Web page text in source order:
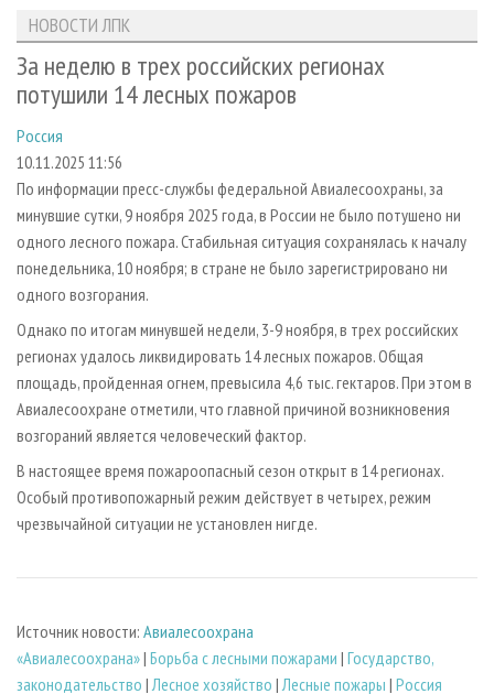
ЛЕСОЗАГОТОВКА
ЛЕСОПИЛЕНИЕ
СУШКА ДРЕВЕСИНЫ
ПРОИЗВОДСТВО ДРЕВЕСНЫХ ПЛИТ
ДЕРЕВЯННОЕ ДОМОСТРОЕНИЕ
ПРОИЗВОДСТВО МЕБЕЛИ
БИОЭНЕРГЕТИКА
ЦБП
ИНСТРУМЕНТ И МАТЕРИАЛЫ
НОВОСТИ ЛПК
НОВОСТИ ЖУРНАЛА
ПРОЕКТЫ ЛПИ
АНАЛИТИКА
ПРЕДПРИЯТИЯ ЛПК
ПЕРСОНЫ
МОБИЛЬНЫЕ ВЫСТАВКИ
ОФИЦИАЛЬНЫЕ ДЕЛЕГАЦИИ
ПРИОРИТЕТНЫЕ ИНВЕСТПРОЕКТЫ
RUSSIAN FORESTRY REVIEW
ГАЗЕТА ЛЕСПРОМФОРУМ
БИБЛИОТЕКА СПЕЦИАЛИСТА
АРХИВ ЖУРНАЛОВ
О ЖУРНАЛЕ
КОНТАКТЫ
РЕКЛАМОДАТЕЛЯМ
РЕКЛАМА
РЕКЛАМА НА САЙТЕ
НОВОСТИ ЛПК
За неделю в трех российских регионах
потушили 14 лесных пожаров
Россия
10.11.2025 11:56
По информации пресс-службы федеральной Авиалесоохраны, за
минувшие сутки, 9 ноября 2025 года, в России не было потушено ни
одного лесного пожара. Стабильная ситуация сохранялась к началу
понедельника, 10 ноября; в стране не было зарегистрировано ни
одного возгорания.
Однако по итогам минувшей недели, 3-9 ноября, в трех российских
регионах удалось ликвидировать 14 лесных пожаров. Общая
площадь, пройденная огнем, превысила 4,6 тыс. гектаров. При этом в
Авиалесоохране отметили, что главной причиной возникновения
возгораний является человеческий фактор.
В настоящее время пожароопасный сезон открыт в 14 регионах.
Особый противопожарный режим действует в четырех, режим
чрезвычайной ситуации не установлен нигде.
Источник новости: Авиалесоохрана
«Авиалесоохрана»| Борьба с лесными пожарами | Государство,
законодательство |Лесное хозяйство |Лесные пожары | Россия